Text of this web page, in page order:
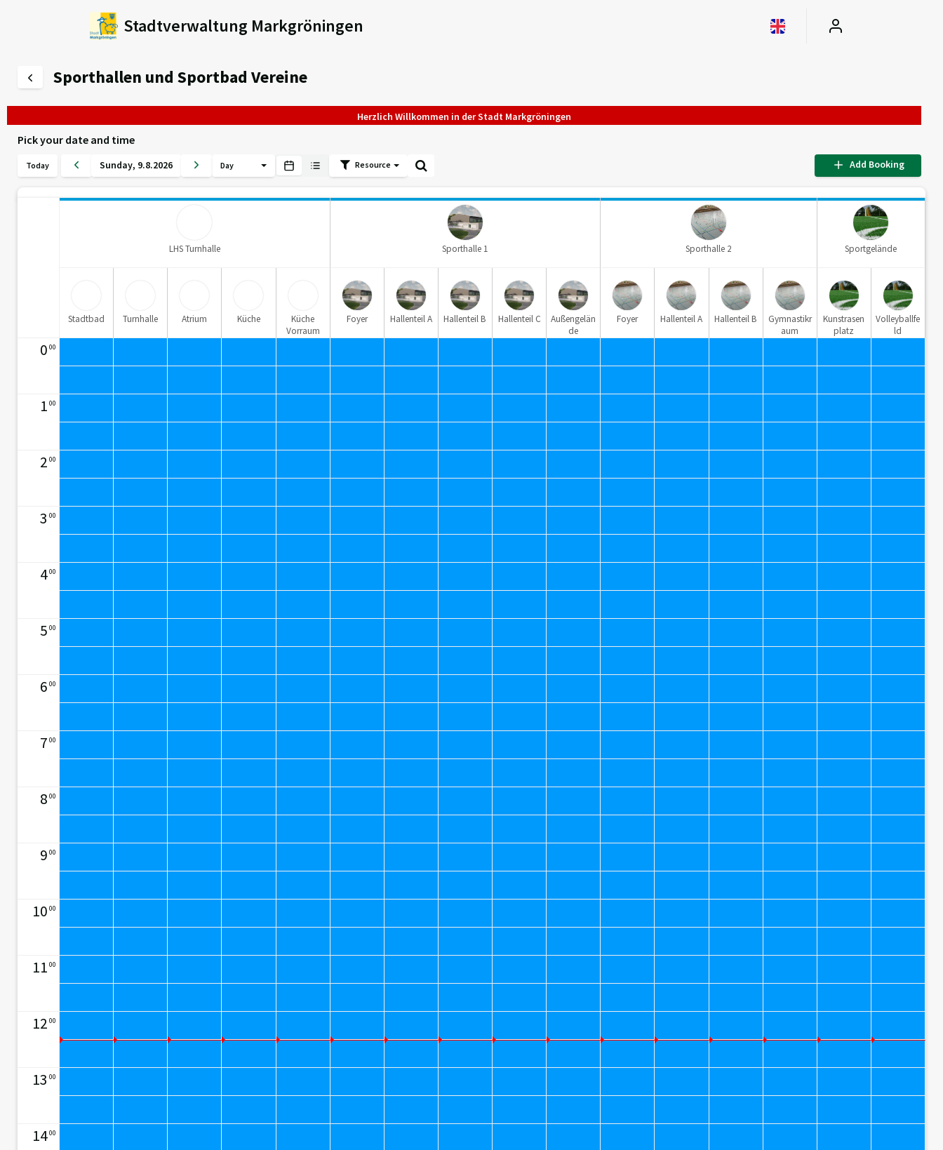
Stadtverwaltung Markgröningen
Sporthallen und Sportbad Vereine
Herzlich Willkommen in der Stadt Markgröningen
Pick your date and time
Today Sunday, 9.8.2026 Day Resource Add Booking
LHS Turnhalle Sporthalle 1 Sporthalle 2 Sportgelände
Stadtbad Turnhalle Atrium Küche
Küche
Vorraum
Foyer Hallenteil A Hallenteil B Hallenteil C
Außengelän
de
Foyer Hallenteil A Hallenteil B
Gymnastikr
aum
Kunstrasen
platz
Volleyballfe
ld
0 00
1 00
2 00
3 00
400
5 00
6 00
7 00
8 00
9 00
10 00
11 00
12 00
13 00
1400